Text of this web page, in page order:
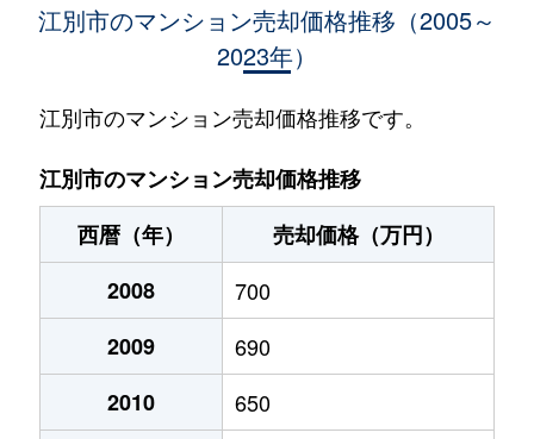
190万円
野幌末広町
150万円 野幌
野幌住吉町
950万円 野幌
野幌若葉町
野幌
東野幌町
700万円
東野幌本町
1,600万円
東野幌本町
1,600万円
江別市のマンション売却価格推移（2005～
2023年）
江別市のマンション売却価格推移です。
江別市のマンション売却価格推移
西暦（年）
売却価格（万円）
2008
700
2009
690
2010
650